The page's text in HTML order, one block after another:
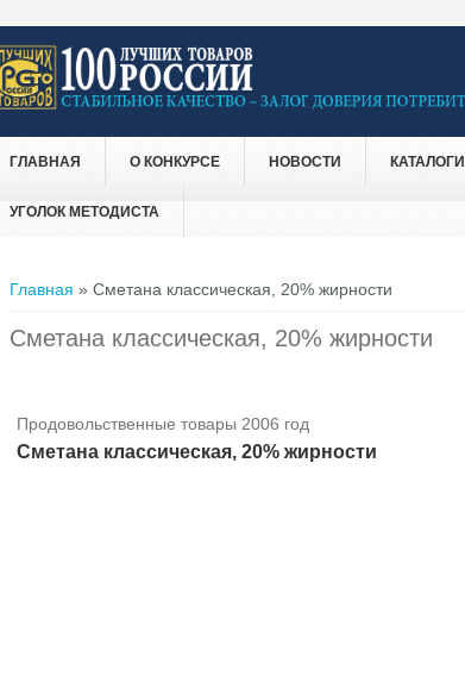
ГЛАВНАЯ О КОНКУРСЕ НОВОСТИ КАТАЛОГИ
УГОЛОК МЕТОДИСТА
Вы здесь
Главная » Сметана классическая, 20% жирности
Сметана классическая, 20% жирности
Продовольственные товары 2006 год
Сметана классическая, 20% жирности